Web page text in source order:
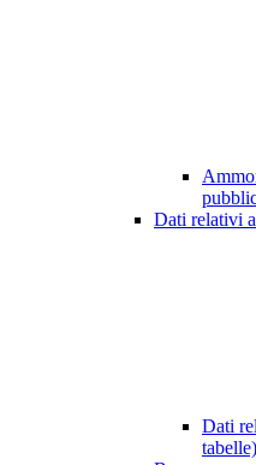
Dati relativi
Dati
tabelle)